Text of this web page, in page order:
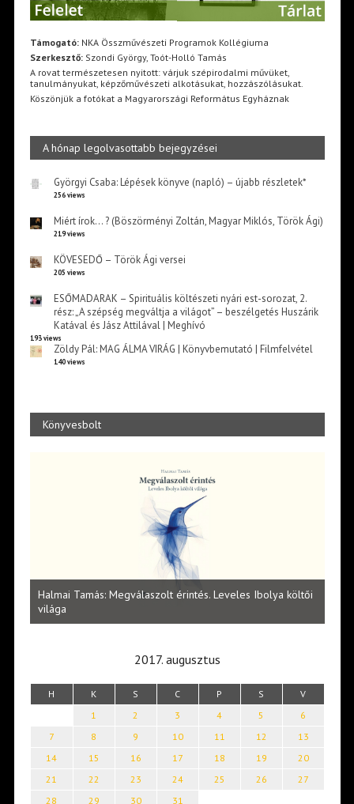
Támogató:NKA Összművészeti Programok Kollégiuma
Szerkesztő:Szondi György, Toót-Holló Tamás
A rovat természetesen nyitott: várjuk szépirodalmi művüket,
tanulmányukat, képzőművészeti alkotásukat, hozzászólásukat.
Köszönjük a fotókat a Magyarországi Református Egyháznak
A hónap legolvasottabb bejegyzései
Györgyi Csaba: Lépések könyve (napló) – újabb részletek*
256 views
Miért írok… ? (Böszörményi Zoltán, Magyar Miklós, Török Ági)
219 views
KÖVESEDŐ – Török Ági versei
205 views
ESŐMADARAK – Spirituális költészeti nyári est-sorozat, 2.
rész: „A szépség megváltja a világot” – beszélgetés Huszárik
Katával és Jász Attilával | Meghívó
193 views
Zöldy Pál: MAG ÁLMA VIRÁG | Könyvbemutató | Filmfelvétel
140 views
Könyvesbolt
Halmai Tamás: Megválaszolt érintés. Leveles Ibolya költői
világa
2017. augusztus
H K S C P S V
1 2 3 4 5
6
7
8 9 10 11 12
13
14
15 16 17 18 19
20
21
22 23 24 25 26
27
28
29 30 31